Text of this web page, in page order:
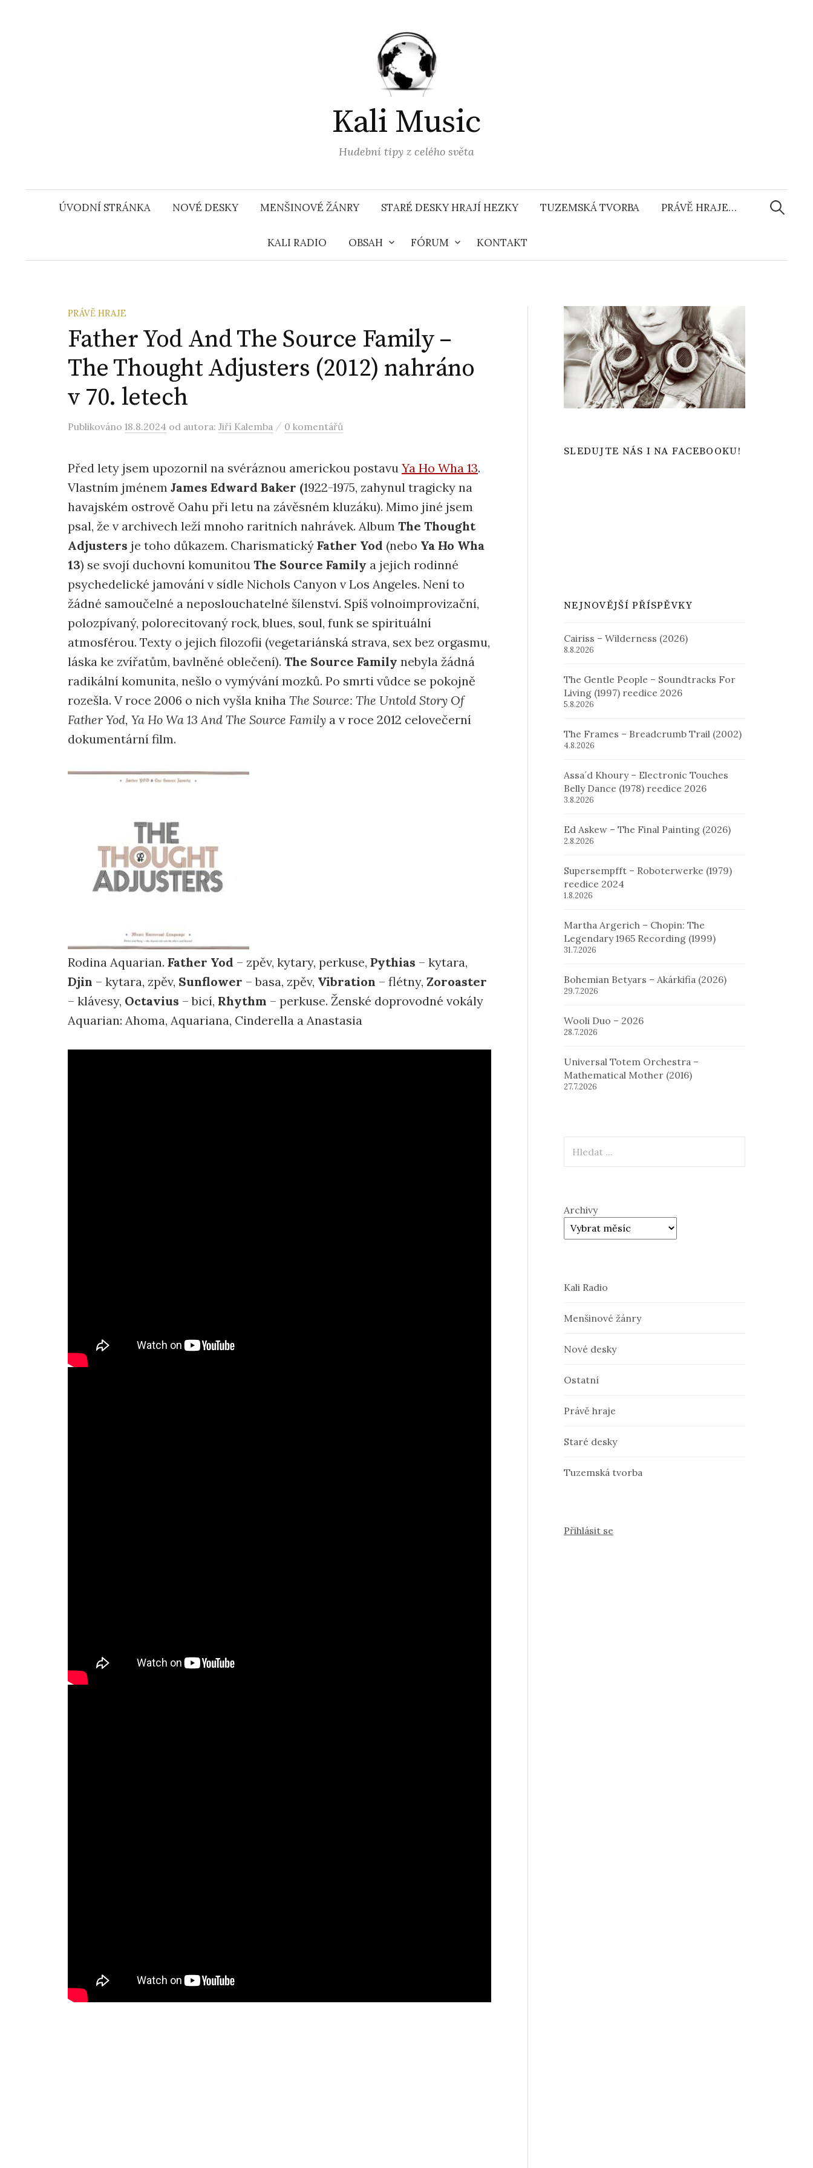
Kali Music
Hudební tipy z celého světa
ÚVODNÍ STRÁNKA NOVÉ DESKY MENŠINOVÉ ŽÁNRY STARÉ DESKY HRAJÍ HEZKY TUZEMSKÁ TVORBA PRÁVĚ HRAJE…
KALI RADIO OBSAH FÓRUM KONTAKT
PRÁVĚ HRAJE
Father Yod And The Source Family –
The Thought Adjusters (2012) nahráno
v 70. letech
Publikováno 18.8.2024 od autora: Jiří Kalemba / 0 komentářů
Před lety jsem upozornil na svéráznou americkou postavu Ya Ho Wha 13.
Vlastním jménem James Edward Baker (1922-1975, zahynul tragicky na
havajském ostrově Oahu při letu na závěsném kluzáku). Mimo jiné jsem
psal, že v archivech leží mnoho raritních nahrávek. Album The Thought
Adjusters je toho důkazem. Charismatický Father Yod (nebo Ya Ho Wha
13) se svojí duchovní komunitou The Source Family a jejich rodinné
psychedelické jamování v sídle Nichols Canyon v Los Angeles. Není to
žádné samoučelné a neposlouchatelné šílenství. Spíš volnoimprovizační,
polozpívaný, polorecitovaný rock, blues, soul, funk se spirituální
atmosférou. Texty o jejich filozofii (vegetariánská strava, sex bez orgasmu,
láska ke zvířatům, bavlněné oblečení). The Source Family nebyla žádná
radikální komunita, nešlo o vymývání mozků. Po smrti vůdce se pokojně
rozešla. V roce 2006 o nich vyšla kniha The Source: The Untold Story Of
Father Yod, Ya Ho Wa 13 And The Source Family a v roce 2012 celovečerní
dokumentární film.
Rodina Aquarian. Father Yod – zpěv, kytary, perkuse, Pythias – kytara,
Djin – kytara, zpěv, Sunflower – basa, zpěv, Vibration – flétny, Zoroaster
– klávesy, Octavius – bicí, Rhythm – perkuse. Ženské doprovodné vokály
Aquarian: Ahoma, Aquariana, Cinderella a Anastasia
SLEDUJTE NÁS I NA FACEBOOKU!
NEJNOVĚJŠÍ PŘÍSPĚVKY
Cairiss – Wilderness (2026)
8.8.2026
The Gentle People – Soundtracks For
Living (1997) reedice 2026
5.8.2026
The Frames – Breadcrumb Trail (2002)
4.8.2026
Assa´d Khoury – Electronic Touches
Belly Dance (1978) reedice 2026
3.8.2026
Ed Askew – The Final Painting (2026)
2.8.2026
Supersempfft – Roboterwerke (1979)
reedice 2024
1.8.2026
Martha Argerich – Chopin: The
Legendary 1965 Recording (1999)
31.7.2026
Bohemian Betyars – Akárkifia (2026)
29.7.2026
Wooli Duo – 2026
28.7.2026
Universal Totem Orchestra –
Mathematical Mother (2016)
27.7.2026
Archivy
Kali Radio
Menšinové žánry
Nové desky
Ostatní
Právě hraje
Staré desky
Tuzemská tvorba
Přihlásit se